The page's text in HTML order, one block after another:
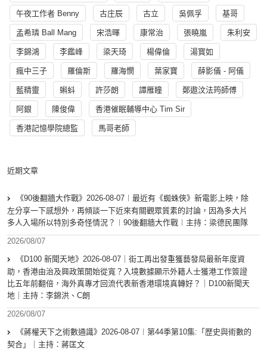
午夜工作者 Benny 古庄辰 古立 吳佩孚 基哥
孟希璘 Ball Mang 宋浩暉 康常治 張曉嵐 朱利安
李錦鴻 李鑑峰 梁天琦 楊偉倫 湯寳如
瘋中三子 羅倫斯 羅海憫 葉家寶 薛影儀 - 阿儀
藍精靈 蝌蚪 許莎朗 譚雁瞳 鄭遨汶法筠師傅
阿銀 陳俊偉 香港催眠輔導中心 Tim Sir
香港記憶學院總監 馬哥老師
近期文章
《90後翻牆大作戰》2026-08-07︱最近有《蜘蛛俠》新電影上映，除
左分享一下感想外，再傾談一下近來有關觀眾質素的討論，因為多大片
多人入場所以特別多奇怪情況？︱90後翻牆大作戰︱主持：梁德民團隊
2026/08/07
《D100 新聞天地》2026-08-07｜街工再出發重獲藝發局最新年度資
助，香港由治及興政策開始從寬？入境數據顯示外籍人士獲港工作簽證
比五年前翻倍，海外真專才回流代表新香港環境真轉好？｜D100新聞天
地｜主持：李錦洪、C朗
2026/08/07
《蔣權天下之術數通識》2026-08-07︱第44季第10集:「歴史與術數的
契合」｜主持：蔣匡文